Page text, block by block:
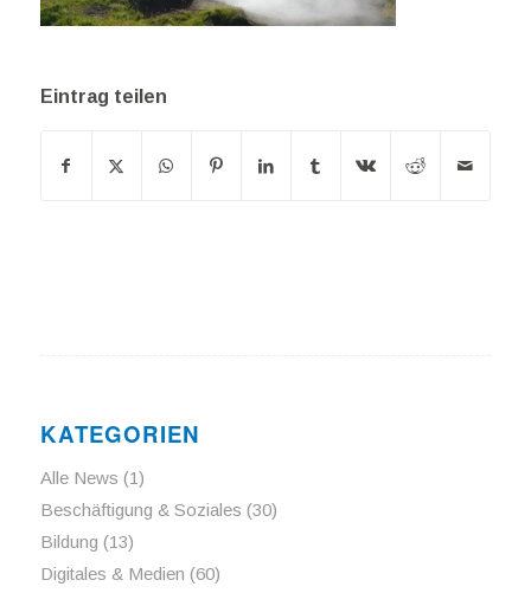
Eintrag teilen
KATEGORIEN
Alle News (1)
Beschäftigung & Soziales (30)
Bildung (13)
Digitales & Medien (60)